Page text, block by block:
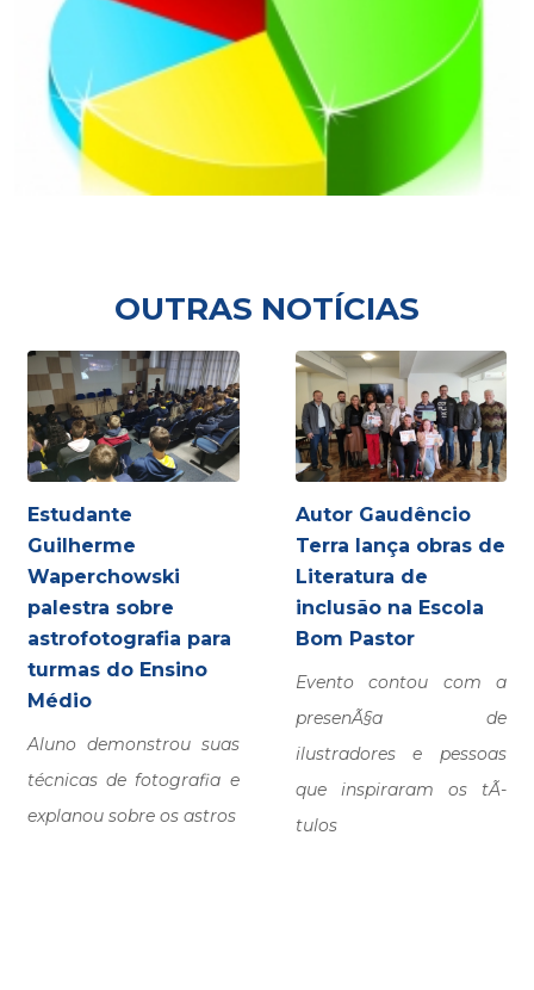
OUTRAS NOTÍCIAS
Estudante
Guilherme
Waperchowski
palestra sobre
astrofotografia para
turmas do Ensino
Médio
Aluno demonstrou suas
técnicas de fotografia e
explanou sobre os astros
Autor Gaudêncio
Terra lança obras de
Literatura de
inclusão na Escola
Bom Pastor
Evento contou com a
presenÃ§a de
ilustradores e pessoas
que inspiraram os tÃ­
tulos